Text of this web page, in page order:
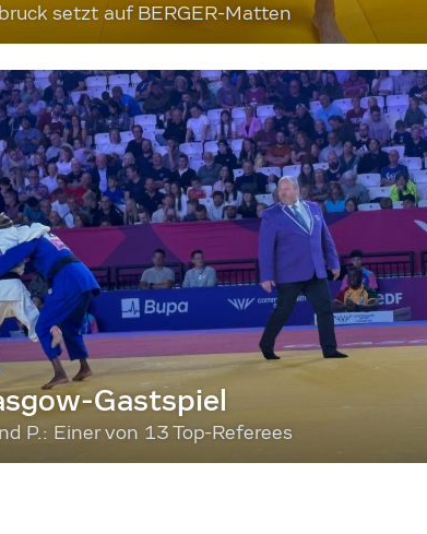
setzt auf BERGER-Matten
Gastspiel
P.: Einer von 13 Top-Referees